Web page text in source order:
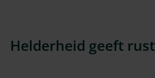
Helderheid geeft rust